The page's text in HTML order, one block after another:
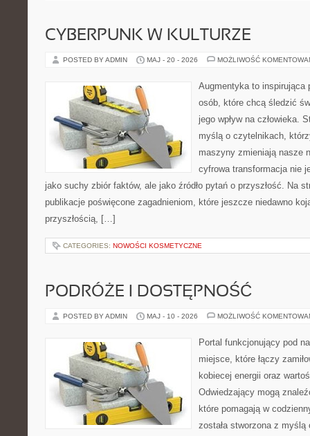
CYBERPUNK W KULTURZE
POSTED BY ADMIN MAJ - 20 - 2026 MOŻLIWOŚĆ
Augmentyka to inspirująca
osób, które chcą śledzić
jego wpływ na człowieka.
myślą o czytelnikach,
maszyny zmieniają nasze
cyfrowa transformacja nie
jako suchy zbiór faktów, ale jako źródło pytań o przyszłość. Na
publikacje poświęcone zagadnieniom, które jeszcze niedawno
przyszłością, […]
CATEGORIES: NOWOŚCI KOSMETYCZNE
PODRÓŻE I DOSTĘPNOŚĆ
POSTED BY ADMIN MAJ - 10 - 2026 MOŻLIWOŚĆ
Portal funkcjonujący pod
miejsce, które łączy
kobiecej energii oraz
Odwiedzający mogą
które pomagają w
została stworzona z